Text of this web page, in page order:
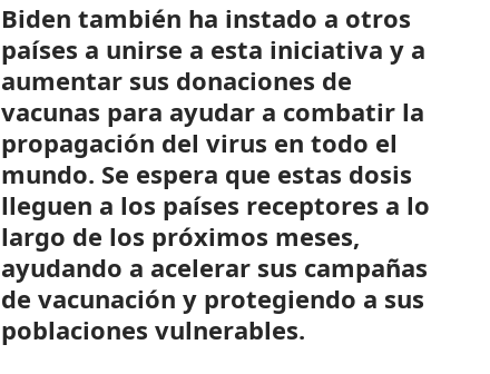
Biden también ha instado a otros
países a unirse a esta iniciativa y a
aumentar sus donaciones de
vacunas para ayudar a combatir la
propagación del virus en todo el
mundo. Se espera que estas dosis
lleguen a los países receptores a lo
largo de los próximos meses,
ayudando a acelerar sus campañas
de vacunación y protegiendo a sus
poblaciones vulnerables.